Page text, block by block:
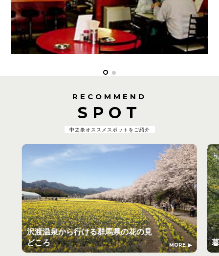
RECOMMEND
SPOT
中之条オススメスポットをご紹介
沢渡温泉から行ける群馬県の花の見
どころ
MORE